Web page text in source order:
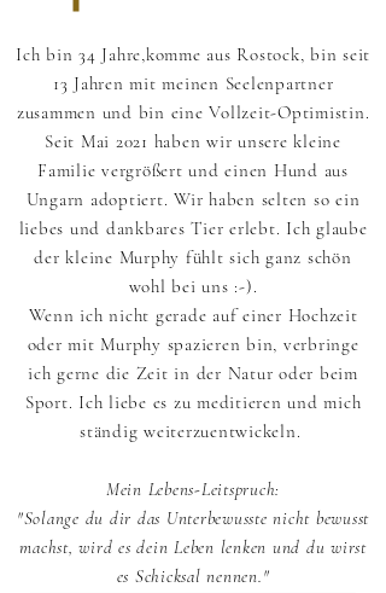
Ich bin 34 Jahre,komme aus Rostock, bin seit
13 Jahren mit meinen Seelenpartner
zusammen und bin eine Vollzeit-Optimistin.
Seit Mai 2021 haben wir unsere kleine
Familie vergrößert und einen Hund aus
Ungarn adoptiert. Wir haben selten so ein
liebes und dankbares Tier erlebt. Ich glaube
der kleine Murphy fühlt sich ganz schön
wohl bei uns :-).
Wenn ich nicht gerade auf einer Hochzeit
oder mit Murphy spazieren bin, verbringe
ich gerne die Zeit in der Natur oder beim
Sport. Ich liebe es zu meditieren und mich
ständig weiterzuentwickeln.
Mein Lebens-Leitspruch:
"Solange du dir das Unterbewusste nicht bewusst
machst, wird es dein Leben lenken und du wirst
es Schicksal nennen."